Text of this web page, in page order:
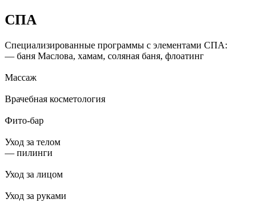
СПА
Cпециализированные программы с элементами СПА:
— баня Маслова, хамам, соляная баня, флоатинг
Массаж
Врачебная косметология
Фито-бар
Уход за телом
— пилинги
Уход за лицом
Уход за руками